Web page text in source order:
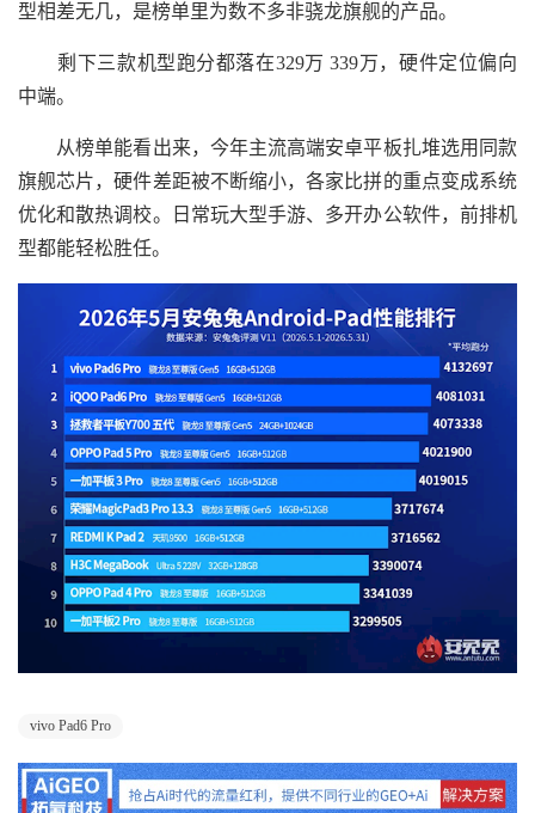
型相差无几，是榜单里为数不多非骁龙旗舰的产品。
剩下三款机型跑分都落在329万 339万，硬件定位偏向
中端。
从榜单能看出来，今年主流高端安卓平板扎堆选用同款
旗舰芯片，硬件差距被不断缩小，各家比拼的重点变成系统
优化和散热调校。日常玩大型手游、多开办公软件，前排机
型都能轻松胜任。
vivo Pad6 Pro